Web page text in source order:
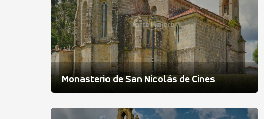
Monasterio de San Nicolás de Cines